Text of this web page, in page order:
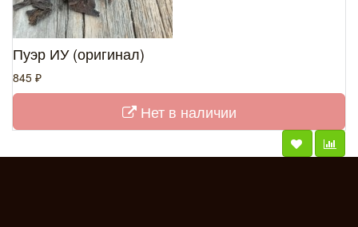
Пуэр ИУ (оригинал)
845 ₽
Нет в наличии